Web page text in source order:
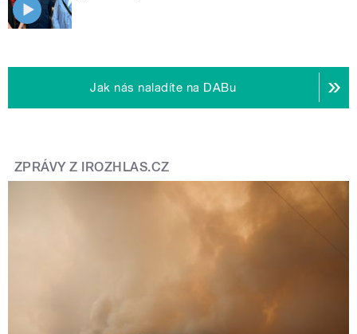
Jak nás naladíte na DABu
ZPRÁVY Z IROZHLAS.CZ